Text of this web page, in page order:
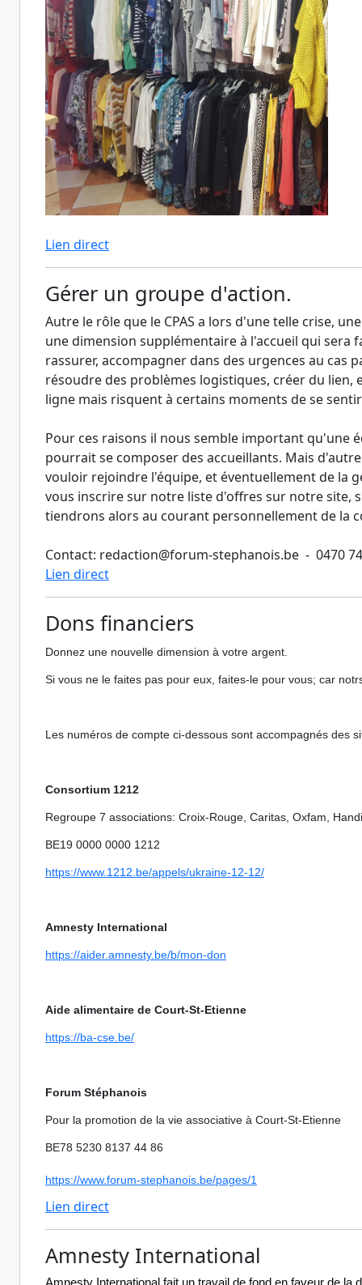
Lien direct
Gérer un groupe d'action.
Autre le rôle que le CPAS a lors d'une telle crise,
une dimension supplémentaire à l'accueil qui sera
rassurer, accompagner dans des urgences au cas
résoudre des problèmes logistiques, créer du lien,
ligne mais risquent à certains moments de se
Pour ces raisons il nous semble important qu'une
pourrait se composer des accueillants. Mais
vouloir rejoindre l'équipe, et éventuellement de la
vous inscrire sur notre liste d'offres sur notre site,
tiendrons alors au courant personnellement de la
Contact: redaction@forum-stephanois.be - 0470
Lien direct
Dons financiers
Donnez une nouvelle dimension à votre argent.
Si vous ne le faites pas pour eux, faites-le pour vous; car
Les numéros de compte ci-dessous sont accompagnés des
Consortium 1212
Regroupe 7 associations: Croix-Rouge, Caritas, Oxfam,
BE19 0000 0000 1212
https://www.1212.be/appels/ukraine-12-12/
Amnesty International
https://aider.amnesty.be/b/mon-don
Aide alimentaire de Court-St-Etienne
https://ba-cse.be/
Forum Stéphanois
Pour la promotion de la vie associative à Court-St-Etienne
BE78 5230 8137 44 86
https://www.forum-stephanois. be/pages/1
Lien direct
Amnesty International
Amnesty International fait un travail de fond en faveur de